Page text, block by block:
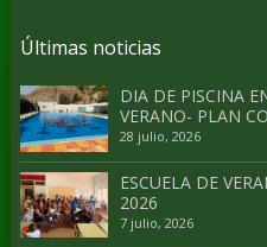
Últimas noticias
DIA DE PISCINA
VERANO- PLAN
28 julio, 2026
ESCUELA DE
2026
7 julio, 2026